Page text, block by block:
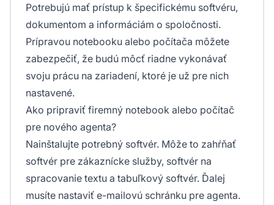
Potrebujú mať prístup k špecifickému softvéru,
dokumentom a informáciám o spoločnosti.
Prípravou notebooku alebo počítača môžete
zabezpečiť, že budú môcť riadne vykonávať
svoju prácu na zariadení, ktoré je už pre nich
nastavené.
Ako pripraviť firemný notebook alebo počítač
pre nového agenta?
Nainštalujte potrebný softvér. Môže to zahŕňať
softvér pre zákaznícke služby, softvér na
spracovanie textu a tabuľkový softvér. Ďalej
musíte nastaviť e-mailovú schránku pre agenta.